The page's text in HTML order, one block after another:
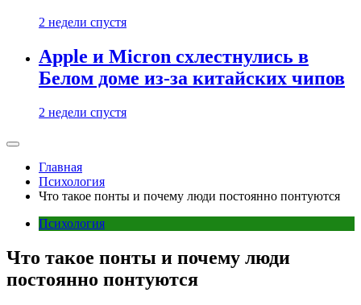
2 недели спустя
Apple и Micron схлестнулись в
Белом доме из-за китайских чипов
2 недели спустя
Главная
Психология
Что такое понты и почему люди постоянно понтуются
Психология
Что такое понты и почему люди
постоянно понтуются